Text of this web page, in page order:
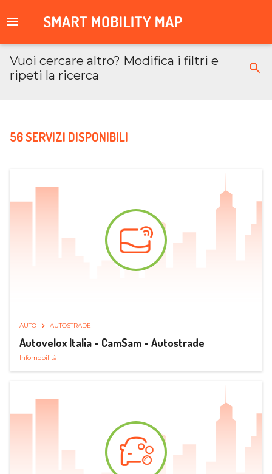
Vuoi cercare altro? Modifica i filtri e
ripeti la ricerca
56 SERVIZI DISPONIBILI
AUTO AUTOSTRADE
Autovelox Italia - CamSam - Autostrade
Infomobilità